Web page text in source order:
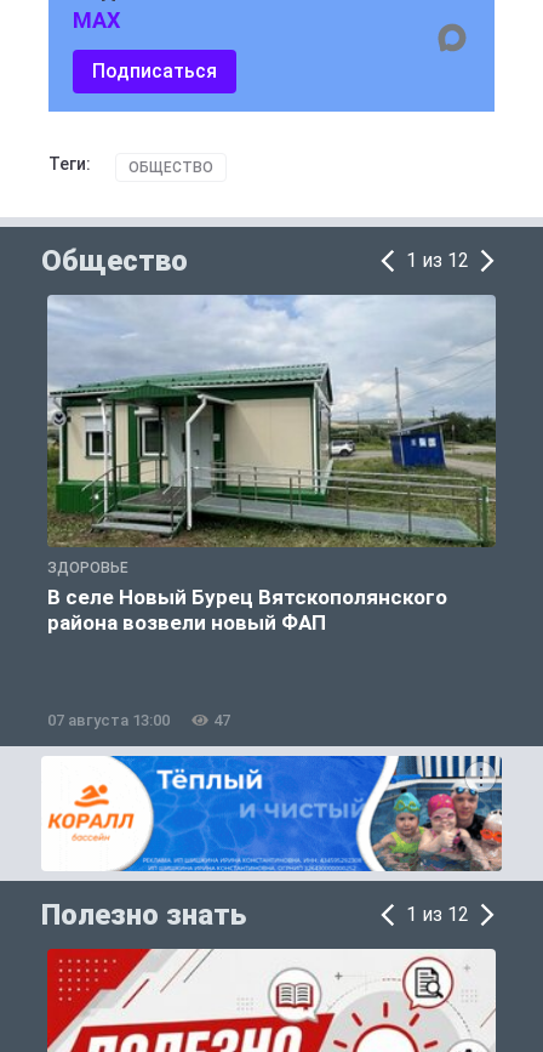
MAX
Подписаться
Теги: ОБЩЕСТВО
Общество 1 из 12
ЗДОРОВЬЕ
В селе Новый Бурец Вятскополянского
района возвели новый ФАП
07 августа 13:00 47
Полезно знать 1 из 12